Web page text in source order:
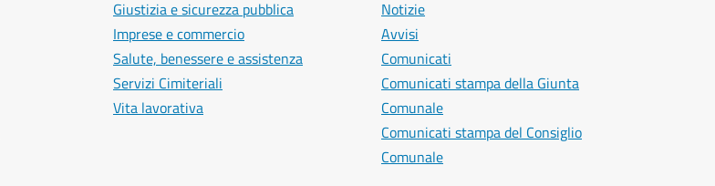
Giustizia e sicurezza pubblica
Imprese e commercio
Salute, benessere e assistenza
Servizi Cimiteriali
Vita lavorativa
Notizie
Avvisi
Comunicati
Comunicati stampa della Giunta
Comunale
Comunicati stampa del Consiglio
Comunale